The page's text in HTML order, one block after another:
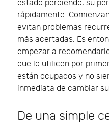
estado perdiendo, su
rápidamente.
evitan problemas
más acertadas. Es
empezar a
que lo utilicen por
están ocupados y no
inmediata de cambiar
De una simple